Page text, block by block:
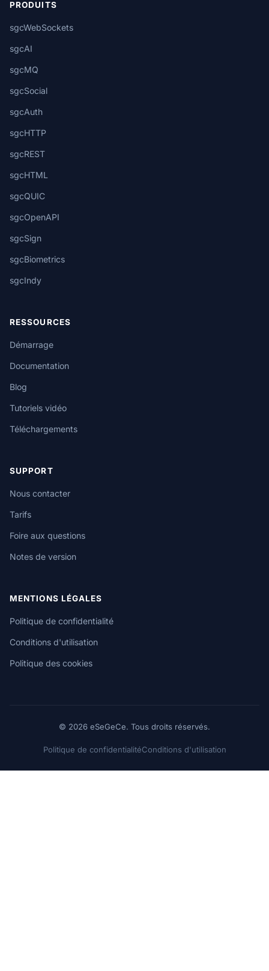
PRODUITS
sgcWebSockets
sgcAI
sgcMQ
sgcSocial
sgcAuth
sgcHTTP
sgcREST
sgcHTML
sgcQUIC
sgcOpenAPI
sgcSign
sgcBiometrics
sgcIndy
RESSOURCES
Démarrage
Documentation
Blog
Tutoriels vidéo
Téléchargements
SUPPORT
Nous contacter
Tarifs
Foire aux questions
Notes de version
MENTIONS LÉGALES
Politique de confidentialité
Conditions d'utilisation
Politique des cookies
© 2026 eSeGeCe. Tous droits réservés.
Politique de confidentialitéConditions d'utilisation